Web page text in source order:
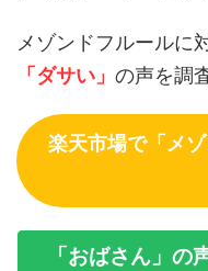
メゾンドフルールに
「ダサい」 の声を調
楽天市場で「メ
「おばさん」の